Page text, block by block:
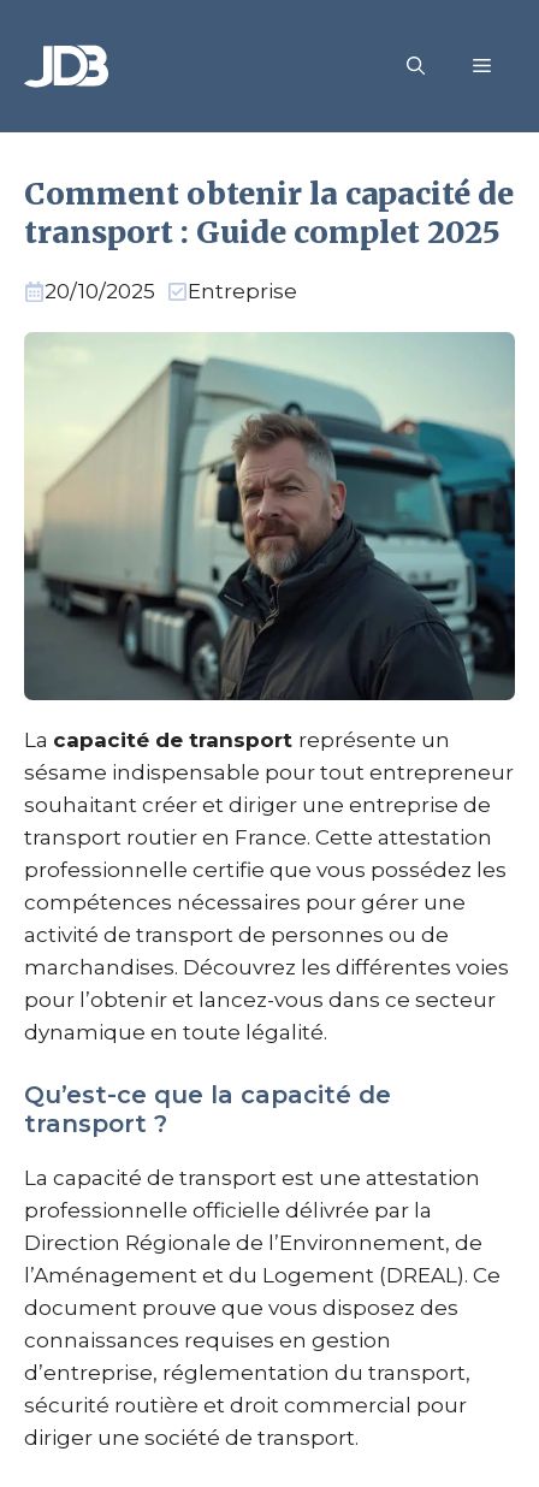
contenu
Comment obtenir la capacité de
transport : Guide complet 2025
20/10/2025 Entreprise
La capacité de transport représente un
sésame indispensable pour tout entrepreneur
souhaitant créer et diriger une entreprise de
transport routier en France. Cette attestation
professionnelle certifie que vous possédez les
compétences nécessaires pour gérer une
activité de transport de personnes ou de
marchandises. Découvrez les différentes voies
pour l’obtenir et lancez-vous dans ce secteur
dynamique en toute légalité.
Qu’est-ce que la capacité de
transport ?
La capacité de transport est une attestation
professionnelle officielle délivrée par la
Direction Régionale de l’Environnement, de
l’Aménagement et du Logement (DREAL). Ce
document prouve que vous disposez des
connaissances requises en gestion
d’entreprise, réglementation du transport,
sécurité routière et droit commercial pour
diriger une société de transport.